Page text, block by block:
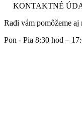
KONTAKTNÉ
Radi vám pomôžeme aj
Pon - Pia 8:30 hod –